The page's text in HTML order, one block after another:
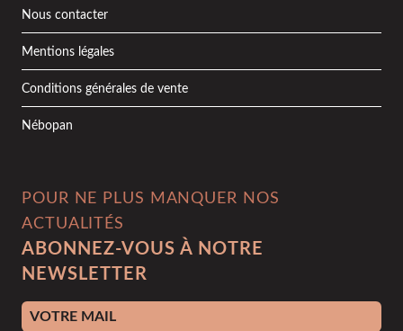
Nous contacter
Mentions légales
Conditions générales de vente
Nébopan
POUR NE PLUS MANQUER NOS
ACTUALITÉS
ABONNEZ-VOUS À NOTRE
NEWSLETTER
Adresse e-mail